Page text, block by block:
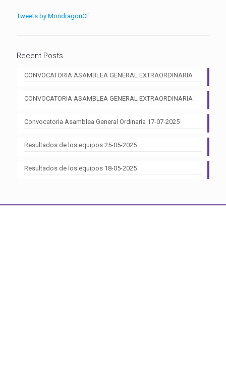
Tweets by MondragonCF
Recent Posts
CONVOCATORIA ASAMBLEA GENERAL EXTRAORDINARIA
CONVOCATORIA ASAMBLEA GENERAL EXTRAORDINARIA
Convocatoria Asamblea General Ordinaria 17-07-2025
Resultados de los equipos 25-05-2025
Resultados de los equipos 18-05-2025